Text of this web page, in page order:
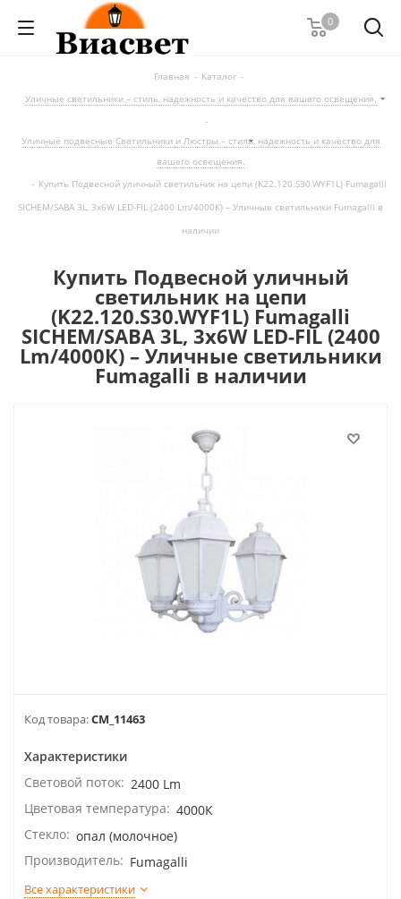
0
Главная - Каталог -
Уличные светильники – стиль, надежность и качество для вашего освещения.
-
Уличные подвесные Светильники и Люстры – стиль, надежность и качество для
вашего освещения.
- Купить Подвесной уличный светильник на цепи (K22.120.S30.WYF1L) Fumagalli
SICHEM/SABA 3L, 3х6W LED-FIL (2400 Lm/4000К) – Уличные светильники Fumagalli в
наличии
Купить Подвесной уличный
светильник на цепи
(K22.120.S30.WYF1L) Fumagalli
SICHEM/SABA 3L, 3х6W LED-FIL (2400
Lm/4000К) – Уличные светильники
Fumagalli в наличии
Код товара:CM_11463
Характеристики
Световой поток: 2400 Lm
Цветовая температура: 4000К
Стекло: опал (молочное)
Производитель: Fumagalli
Все характеристики